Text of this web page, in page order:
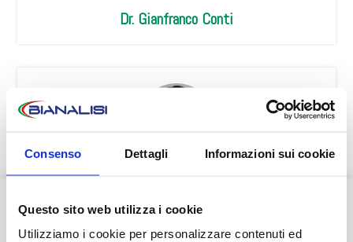
Consenso Dettagli Informazioni sui cookie
Questo sito web utilizza i cookie
Utilizziamo i cookie per personalizzare contenuti ed
Dr. Gianfranco Conti
AVVISO AI PAZIENTI